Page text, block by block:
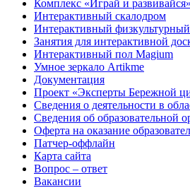
Комплекс «Играй и развивайся»
Интерактивный скалодром
Интерактивный
Занятия для интерактивной
Интерактивный пол Magium
Умное зеркало Artikme
Документация
Проект «Эксперты Бережной
Сведения о деятельности в
Сведения об образовательной
Оферта на оказание
Патчер-оффлайн
Карта сайта
Вопрос – ответ
Вакансии